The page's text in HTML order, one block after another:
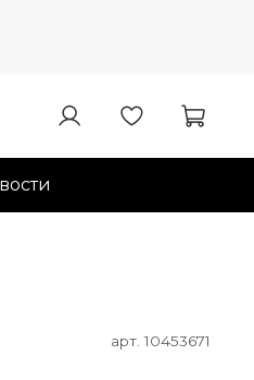
арт.10453671